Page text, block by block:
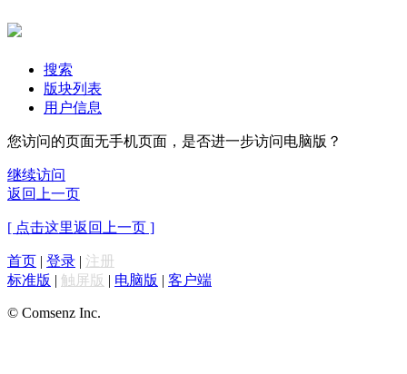
搜索
版块列表
用户信息
您访问的页面无手机页面，是否进一步访问电脑版？
继续访问
返回上一页
[ 点击这里返回上一页 ]
首页 | 登录 | 注册
标准版 | 触屏版 | 电脑版 | 客户端
© Comsenz Inc.